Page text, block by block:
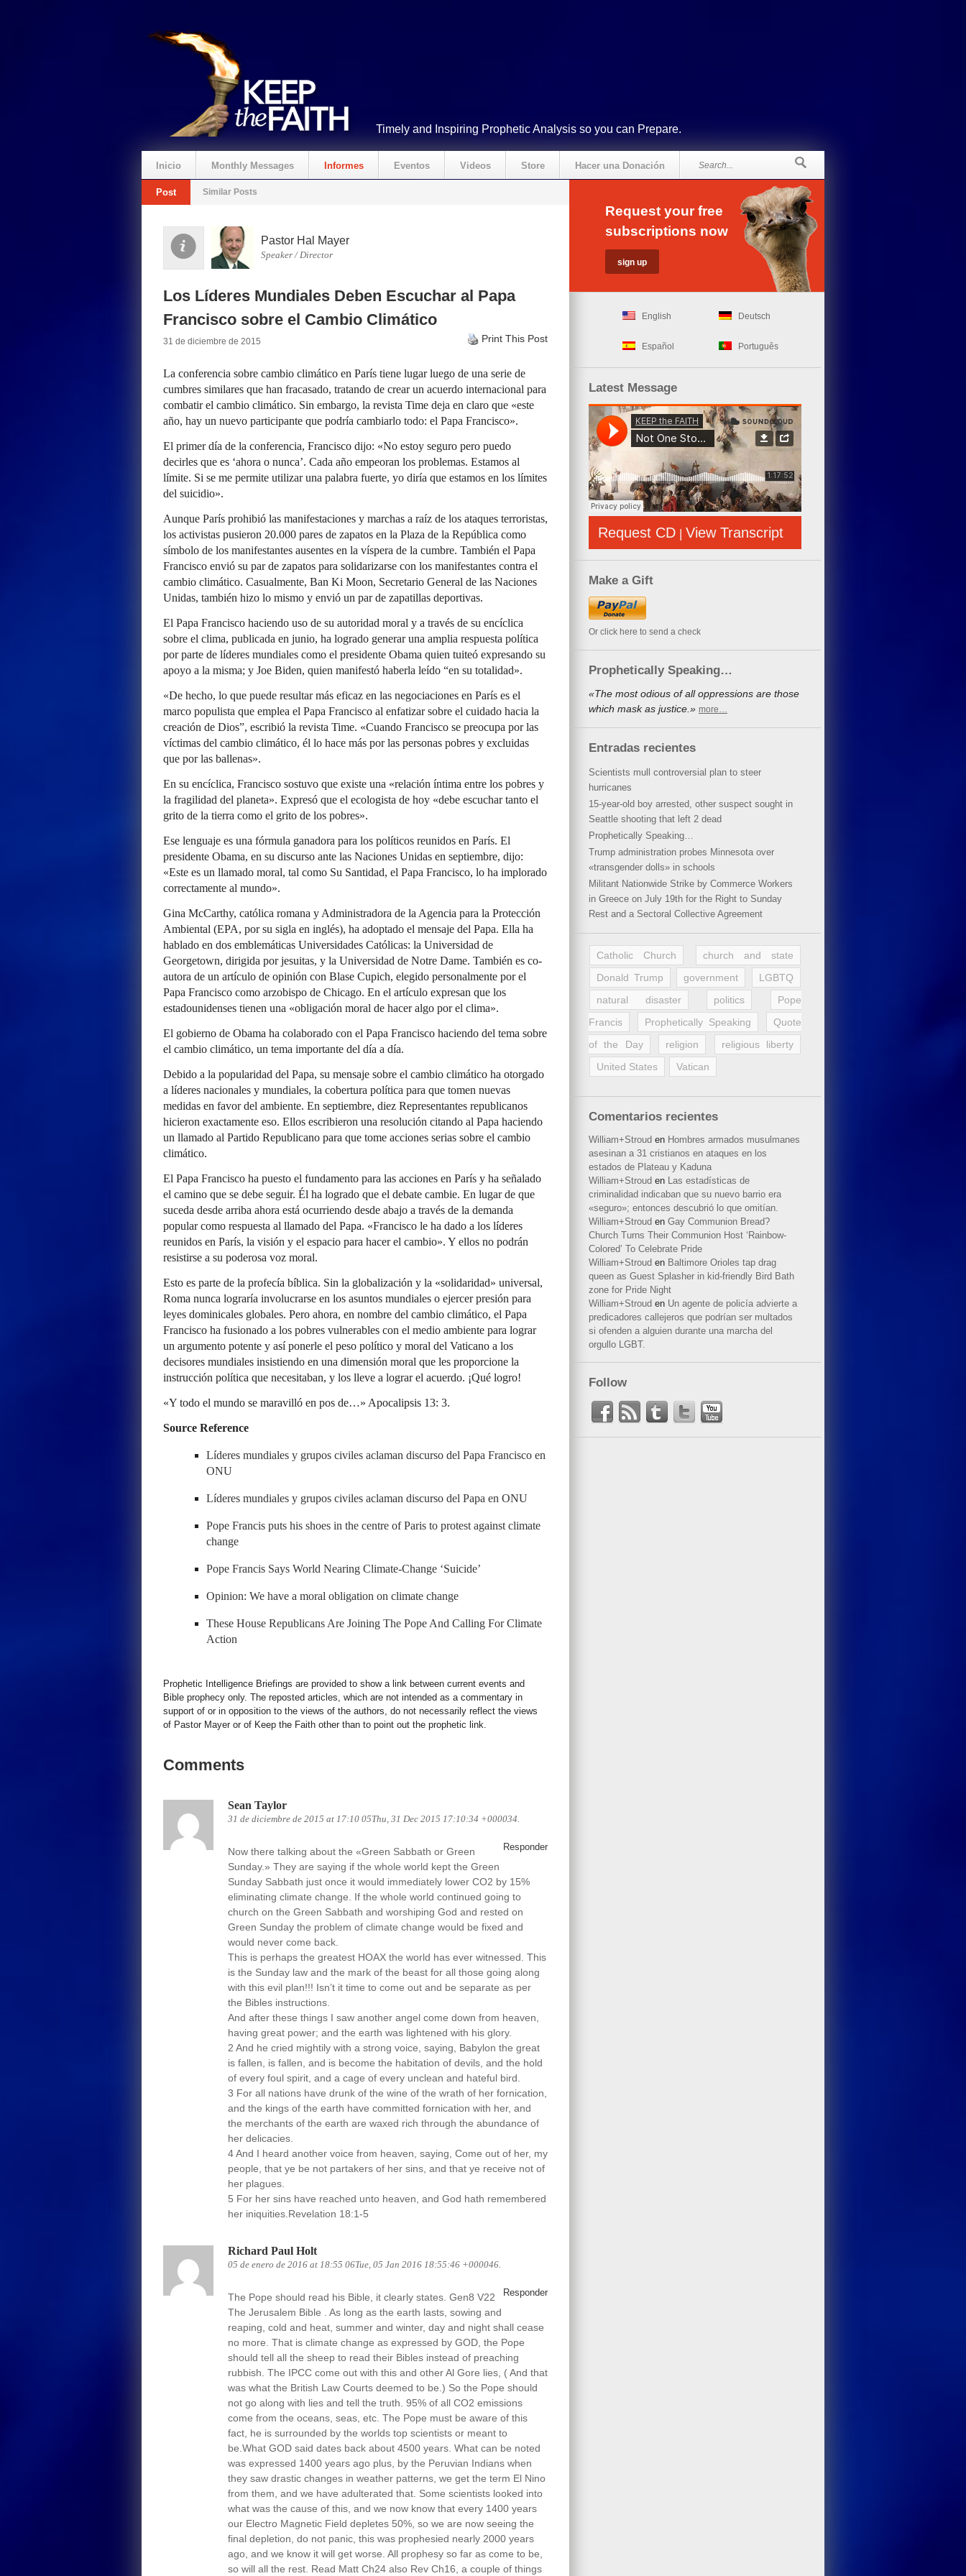
Timely and Inspiring Prophetic Analysis so you can Prepare.
Inicio Monthly Messages Informes Eventos Videos Store Hacer una Donación
Post Similar Posts
Pastor Hal Mayer
Speaker / Director
Los Líderes Mundiales Deben Escuchar al Papa
Francisco sobre el Cambio Climático
31 de diciembre de 2015 Print This Post
La conferencia sobre cambio climático en París tiene lugar luego de una serie de
cumbres similares que han fracasado, tratando de crear un acuerdo internacional para
combatir el cambio climático. Sin embargo, la revista Time deja en claro que «este
año, hay un nuevo participante que podría cambiarlo todo: el Papa Francisco».
El primer día de la conferencia, Francisco dijo: «No estoy seguro pero puedo
decirles que es ‘ahora o nunca’. Cada año empeoran los problemas. Estamos al
límite. Si se me permite utilizar una palabra fuerte, yo diría que estamos en los límites
del suicidio».
Aunque París prohibió las manifestaciones y marchas a raíz de los ataques terroristas,
los activistas pusieron 20.000 pares de zapatos en la Plaza de la República como
símbolo de los manifestantes ausentes en la víspera de la cumbre. También el Papa
Francisco envió su par de zapatos para solidarizarse con los manifestantes contra el
cambio climático. Casualmente, Ban Ki Moon, Secretario General de las Naciones
Unidas, también hizo lo mismo y envió un par de zapatillas deportivas.
El Papa Francisco haciendo uso de su autoridad moral y a través de su encíclica
sobre el clima, publicada en junio, ha logrado generar una amplia respuesta política
por parte de líderes mundiales como el presidente Obama quien tuiteó expresando su
apoyo a la misma; y Joe Biden, quien manifestó haberla leído “en su totalidad».
«De hecho, lo que puede resultar más eficaz en las negociaciones en París es el
marco populista que emplea el Papa Francisco al enfatizar sobre el cuidado hacia la
creación de Dios”, escribió la revista Time. «Cuando Francisco se preocupa por las
víctimas del cambio climático, él lo hace más por las personas pobres y excluidas
que por las ballenas».
En su encíclica, Francisco sostuvo que existe una «relación íntima entre los pobres y
la fragilidad del planeta». Expresó que el ecologista de hoy «debe escuchar tanto el
grito de la tierra como el grito de los pobres».
Ese lenguaje es una fórmula ganadora para los políticos reunidos en París. El
presidente Obama, en su discurso ante las Naciones Unidas en septiembre, dijo:
«Este es un llamado moral, tal como Su Santidad, el Papa Francisco, lo ha implorado
correctamente al mundo».
Gina McCarthy, católica romana y Administradora de la Agencia para la Protección
Ambiental (EPA, por su sigla en inglés), ha adoptado el mensaje del Papa. Ella ha
hablado en dos emblemáticas Universidades Católicas: la Universidad de
Georgetown, dirigida por jesuitas, y la Universidad de Notre Dame. También es co-
autora de un artículo de opinión con Blase Cupich, elegido personalmente por el
Papa Francisco como arzobispo de Chicago. En el artículo expresan que los
estadounidenses tienen una «obligación moral de hacer algo por el clima».
El gobierno de Obama ha colaborado con el Papa Francisco haciendo del tema sobre
el cambio climático, un tema importante del día a día.
Debido a la popularidad del Papa, su mensaje sobre el cambio climático ha otorgado
a líderes nacionales y mundiales, la cobertura política para que tomen nuevas
medidas en favor del ambiente. En septiembre, diez Representantes republicanos
hicieron exactamente eso. Ellos escribieron una resolución citando al Papa haciendo
un llamado al Partido Republicano para que tome acciones serias sobre el cambio
climático.
El Papa Francisco ha puesto el fundamento para las acciones en París y ha señalado
el camino que se debe seguir. Él ha logrado que el debate cambie. En lugar de que
suceda desde arriba ahora está ocurriendo desde abajo a través de la demanda
popular como respuesta al llamado del Papa. «Francisco le ha dado a los líderes
reunidos en París, la visión y el espacio para hacer el cambio». Y ellos no podrán
resistirse a su poderosa voz moral.
Esto es parte de la profecía bíblica. Sin la globalización y la «solidaridad» universal,
Roma nunca lograría involucrarse en los asuntos mundiales o ejercer presión para
leyes dominicales globales. Pero ahora, en nombre del cambio climático, el Papa
Francisco ha fusionado a los pobres vulnerables con el medio ambiente para lograr
un argumento potente y así ponerle el peso político y moral del Vaticano a los
decisores mundiales insistiendo en una dimensión moral que les proporcione la
instrucción política que necesitaban, y los lleve a lograr el acuerdo. ¡Qué logro!
«Y todo el mundo se maravilló en pos de…» Apocalipsis 13: 3.
Source Reference
Líderes mundiales y grupos civiles aclaman discurso del Papa Francisco en
ONU
Líderes mundiales y grupos civiles aclaman discurso del Papa en ONU
Pope Francis puts his shoes in the centre of Paris to protest against climate
change
Pope Francis Says World Nearing Climate-Change ‘Suicide’
Opinion: We have a moral obligation on climate change
These House Republicans Are Joining The Pope And Calling For Climate
Action
Prophetic Intelligence Briefings are provided to show a link between current events and
Bible prophecy only. The reposted articles, which are not intended as a commentary in
support of or in opposition to the views of the authors, do not necessarily reflect the views
of Pastor Mayer or of Keep the Faith other than to point out the prophetic link.
Comments
Sean Taylor
31 de diciembre de 2015 at 17:10 05Thu, 31 Dec 2015 17:10:34 +000034.
Responder
Now there talking about the «Green Sabbath or Green
Sunday.» They are saying if the whole world kept the Green
Sunday Sabbath just once it would immediately lower CO2 by 15%
eliminating climate change. If the whole world continued going to
church on the Green Sabbath and worshiping God and rested on
Green Sunday the problem of climate change would be fixed and
would never come back.
This is perhaps the greatest HOAX the world has ever witnessed. This
is the Sunday law and the mark of the beast for all those going along
with this evil plan!!! Isn’t it time to come out and be separate as per
the Bibles instructions.
And after these things I saw another angel come down from heaven,
having great power; and the earth was lightened with his glory.
2 And he cried mightily with a strong voice, saying, Babylon the great
is fallen, is fallen, and is become the habitation of devils, and the hold
of every foul spirit, and a cage of every unclean and hateful bird.
3 For all nations have drunk of the wine of the wrath of her fornication,
and the kings of the earth have committed fornication with her, and
the merchants of the earth are waxed rich through the abundance of
her delicacies.
4 And I heard another voice from heaven, saying, Come out of her, my
people, that ye be not partakers of her sins, and that ye receive not of
her plagues.
5 For her sins have reached unto heaven, and God hath remembered
her iniquities.Revelation 18:1-5
Richard Paul Holt
05 de enero de 2016 at 18:55 06Tue, 05 Jan 2016 18:55:46 +000046.
Responder
The Pope should read his Bible, it clearly states. Gen8 V22
The Jerusalem Bible . As long as the earth lasts, sowing and
reaping, cold and heat, summer and winter, day and night shall cease
no more. That is climate change as expressed by GOD, the Pope
should tell all the sheep to read their Bibles instead of preaching
rubbish. The IPCC come out with this and other Al Gore lies, ( And that
was what the British Law Courts deemed to be.) So the Pope should
not go along with lies and tell the truth. 95% of all CO2 emissions
come from the oceans, seas, etc. The Pope must be aware of this
fact, he is surrounded by the worlds top scientists or meant to
be.What GOD said dates back about 4500 years. What can be noted
was expressed 1400 years ago plus, by the Peruvian Indians when
they saw drastic changes in weather patterns, we get the term El Nino
from them, and we have adulterated that. Some scientists looked into
what was the cause of this, and we now know that every 1400 years
our Electro Magnetic Field depletes 50%, so we are now seeing the
final depletion, do not panic, this was prophesied nearly 2000 years
ago, and we know it will get worse. All prophesy so far as come to be,
so will all the rest. Read Matt Ch24 also Rev Ch16, a couple of things
Request your free
subscriptions now
English Deutsch
Español Português
Latest Message
Request CD | View Transcript
Make a Gift
Or click here to send a check
Prophetically Speaking…
«The most odious of all oppressions are those
which mask as justice.» more…
Entradas recientes
Scientists mull controversial plan to steer
hurricanes
15-year-old boy arrested, other suspect sought in
Seattle shooting that left 2 dead
Prophetically Speaking…
Trump administration probes Minnesota over
«transgender dolls» in schools
Militant Nationwide Strike by Commerce Workers
in Greece on July 19th for the Right to Sunday
Rest and a Sectoral Collective Agreement
Catholic Church
church and state
Donald Trump
government
LGBTQ
natural disaster
politics
Pope
Francis
Prophetically Speaking
Quote
of the Day
religion
religious liberty
United States
Vatican
Comentarios recientes
William+Stroud en Hombres armados musulmanes
asesinan a 31 cristianos en ataques en los
estados de Plateau y Kaduna
William+Stroud en Las estadísticas de
criminalidad indicaban que su nuevo barrio era
«seguro»; entonces descubrió lo que omitían.
William+Stroud en Gay Communion Bread?
Church Turns Their Communion Host ‘Rainbow-
Colored’ To Celebrate Pride
William+Stroud en Baltimore Orioles tap drag
queen as Guest Splasher in kid-friendly Bird Bath
zone for Pride Night
William+Stroud en Un agente de policía advierte a
predicadores callejeros que podrían ser multados
si ofenden a alguien durante una marcha del
orgullo LGBT.
Follow